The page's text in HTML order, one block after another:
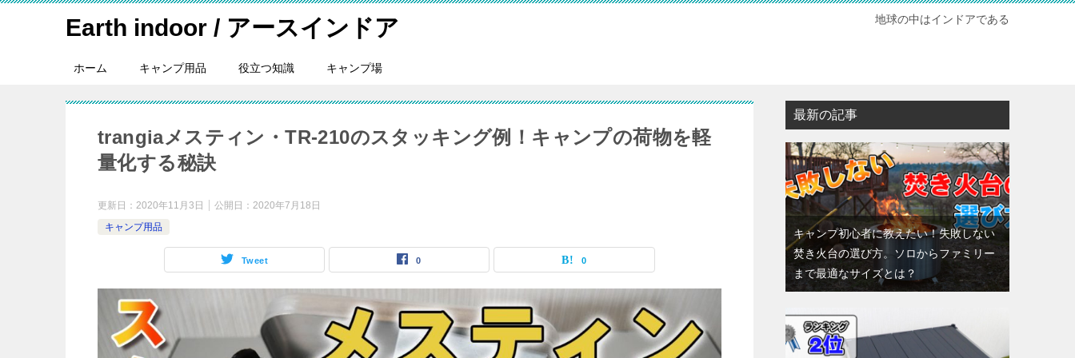
Earth indoor / アースインドア 地球の中はインドアである
ホーム キャンプ用品 役立つ知識 キャンプ場
trangiaメスティン・TR-210のスタッキング例！キャンプの荷物を軽
量化する秘訣
更新日： 2020年11月3日 公開日： 2020年7月18日
キャンプ用品
Tweet 0 0
最新の記事
キャンプ初心者に教えたい！失敗しない
焚き火台の選び方。ソロからファミリー
まで最適なサイズとは？